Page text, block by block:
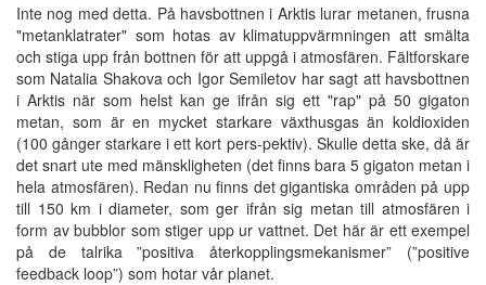
Inte nog med detta. På havsbottnen i Arktis lurar metanen, frusna
"metanklatrater" som hotas av klimatuppvärmningen att smälta
och stiga upp från bottnen för att uppgå i atmosfären. Fältforskare
som Natalia Shakova och Igor Semiletov har sagt att havsbottnen
i Arktis när som helst kan ge ifrån sig ett "rap" på 50 gigaton
metan, som är en mycket starkare växthusgas än koldioxiden
(100 gånger starkare i ett kort pers-pektiv). Skulle detta ske, då är
det snart ute med mänskligheten (det finns bara 5 gigaton metan i
hela atmosfären). Redan nu finns det gigantiska områden på upp
till 150 km i diameter, som ger ifrån sig metan till atmosfären i
form av bubblor som stiger upp ur vattnet. Det här är ett exempel
på de talrika ”positiva återkopplingsmekanismer” (”positive
feedback loop”) som hotar vår planet.